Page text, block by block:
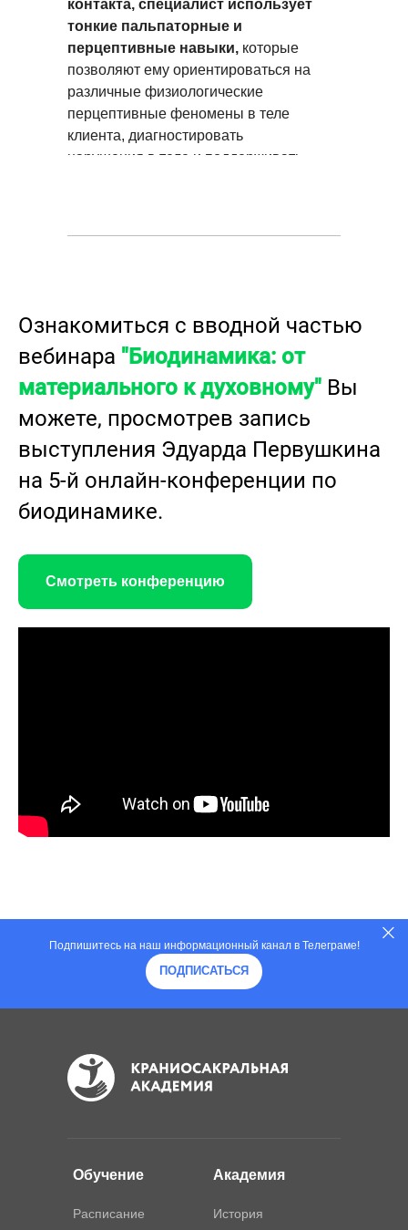
контакта, специалист использует
тонкие пальпаторные и
перцептивные навыки, которые
позволяют ему ориентироваться на
различные физиологические
перцептивные феномены в теле
клиента, диагностировать
нарушения в теле и поддерживать
Ознакомиться с вводной частью
вебинара "Биодинамика: от
материального к духовному" Вы
можете, просмотрев запись
выступления Эдуарда Первушкина
на 5-й онлайн-конференции по
биодинамике.
Смотреть конференцию
Подпишитесь на наш информационный канал в Телеграме!
ПОДПИСАТЬСЯ
Академия
История
Обучение
Расписание